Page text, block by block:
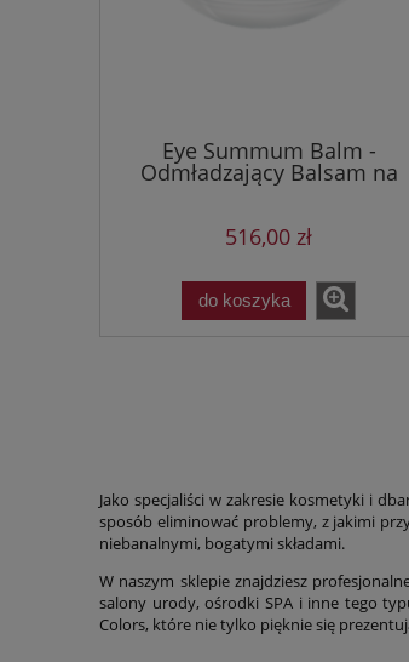
Eye Summum Balm -
Odmładzający Balsam na
kontur oka
516,00 zł
do koszyka
Jako specjaliści w zakresie kosmetyki i
sposób eliminować problemy, z jakimi
niebanalnymi, bogatymi składami.
W naszym sklepie znajdziesz
salony urody, ośrodki SPA i inne tego
Colors, które nie tylko pięknie się